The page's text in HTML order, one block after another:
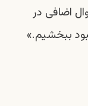
اضافی در
ببخشیم.»